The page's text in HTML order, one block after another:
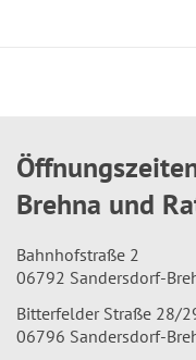
Brehna und
Bahnhofstraße 2
06792 Sandersdorf-
Bitterfelder Straße 28/
06796 Sandersdorf-